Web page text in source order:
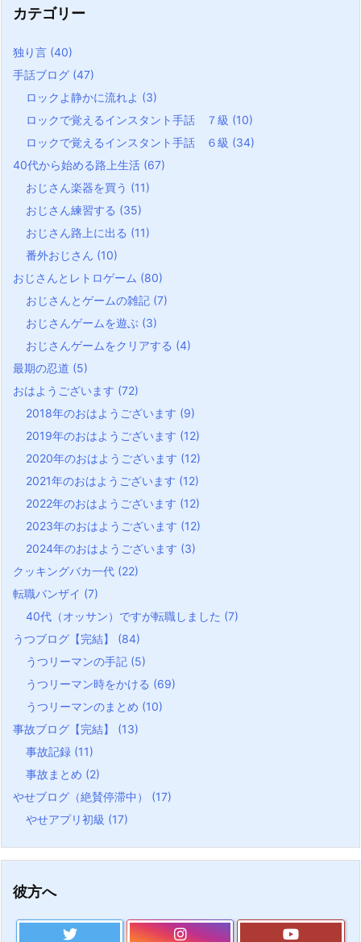
カテゴリー
独り言 (40)
手話ブログ (47)
ロックよ静かに流れよ (3)
ロックで覚えるインスタント手話 ７級 (10)
ロックで覚えるインスタント手話 ６級 (34)
40代から始める路上生活 (67)
おじさん楽器を買う (11)
おじさん練習する (35)
おじさん路上に出る (11)
番外おじさん (10)
おじさんとレトロゲーム (80)
おじさんとゲームの雑記 (7)
おじさんゲームを遊ぶ (3)
おじさんゲームをクリアする (4)
最期の忍道 (5)
おはようございます (72)
2018年のおはようございます (9)
2019年のおはようございます (12)
2020年のおはようございます (12)
2021年のおはようございます (12)
2022年のおはようございます (12)
2023年のおはようございます (12)
2024年のおはようございます (3)
クッキングバカ一代 (22)
転職バンザイ (7)
40代（オッサン）ですが転職しました (7)
うつブログ【完結】 (84)
うつリーマンの手記 (5)
うつリーマン時をかける (69)
うつリーマンのまとめ (10)
事故ブログ【完結】 (13)
事故記録 (11)
事故まとめ (2)
やせブログ（絶賛停滞中） (17)
やせアプリ初級 (17)
彼方へ